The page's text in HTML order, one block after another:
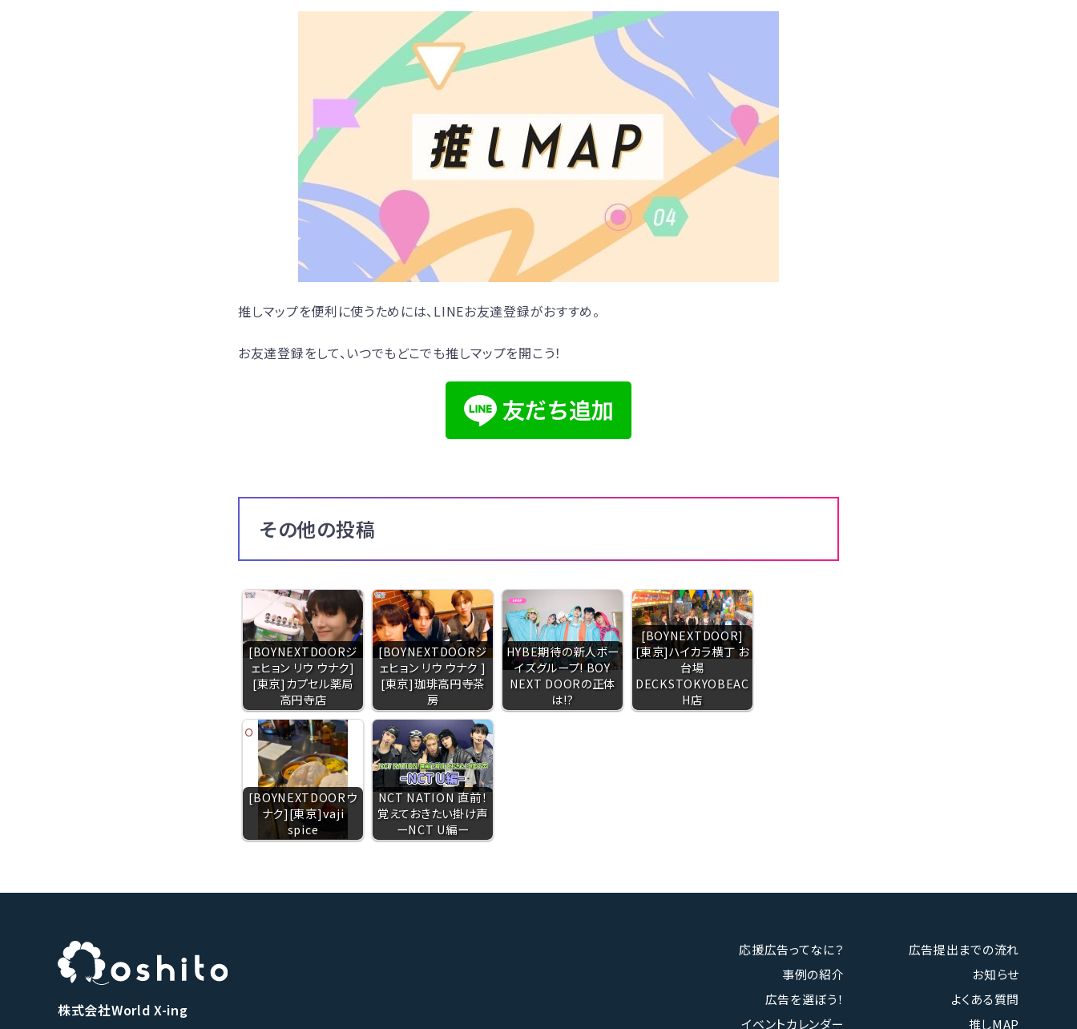
推しマップを便利に使うためには、LINEお友達登録がおすすめ。
お友達登録をして、いつでもどこでも推しマップを開こう！
その他の投稿
[BOYNEXTDOORジ
ェヒョン リウ ウナク]
[東京]カプセル薬局
高円寺店
[BOYNEXTDOORジ
ェヒョン リウ ウナク ]
[東京]珈琲高円寺茶
房
HYBE期待の新人ボー
イズグループ! BOY
NEXT DOORの正体
は!?
[BOYNEXTDOOR]
[東京]ハイカラ横丁 お
台場
DECKSTOKYOBEAC
H店
[BOYNEXTDOORウ
ナク][東京]vaji
spice
NCT NATION 直前！
覚えておきたい掛け声
ーNCT U編ー
株式会社World X-ing
応援広告ってなに？
広告提出までの流れ
事例の紹介
お知らせ
広告を選ぼう！
よくある質問
イベントカレンダー
推しMAP